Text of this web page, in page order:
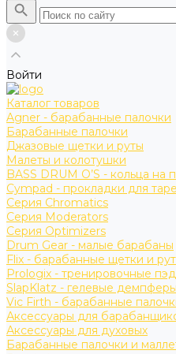
Войти
Каталог товаров
Agner - барабанные палочки
Барабанные палочки
Джазовые щетки и руты
Малеты и колотушки
BASS DRUM O’S - кольца на
Cympad - прокладки для
Серия Chromatics
Серия Moderators
Серия Optimizers
Drum Gear - малые барабаны
Flix - барабанные щетки и
Prologix - тренировочные
SlapKlatz - гелевые демпферы
Vic Firth - барабанные
Аксессуары для
Аксессуары для духовых
Барабанные палочки и